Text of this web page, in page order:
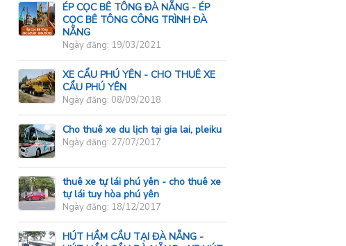
ÉP CỌC BÊ TÔNG ĐÀ NẴNG - ÉP
CỌC BÊ TÔNG CÔNG TRÌNH ĐÀ
NẴNG
Ngày đăng: 19/03/2021
XE CẨU PHÚ YÊN - CHO THUÊ XE
CẨU PHÚ YÊN
Ngày đăng: 08/09/2018
Cho thuê xe du lịch tại gia lai, pleiku
Ngày đăng: 27/07/2017
thuê xe tự lái phú yên - cho thuê xe
tự lái tuy hòa phú yên
Ngày đăng: 18/12/2017
HÚT HẦM CẦU TẠI ĐÀ NẴNG -